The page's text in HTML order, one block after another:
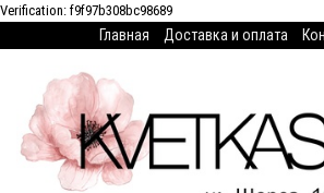
Verification: f9f97b308bc98689
Главная Доставка и оплата